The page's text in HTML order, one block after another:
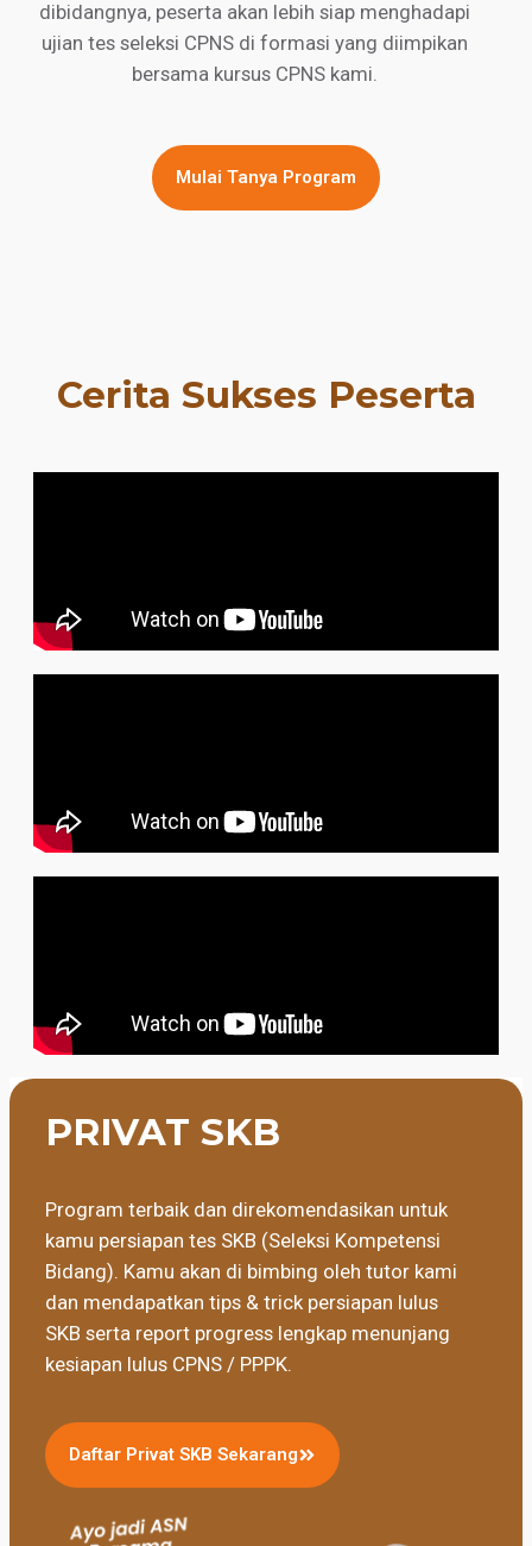
dibidangnya, peserta akan lebih siap menghadapi
ujian tes seleksi CPNS di formasi yang diimpikan
bersama kursus CPNS kami.
Mulai Tanya Program
Cerita Sukses Peserta
PRIVAT SKB
Program terbaik dan direkomendasikan untuk
kamu persiapan tes SKB (Seleksi Kompetensi
Bidang). Kamu akan di bimbing oleh tutor kami
dan mendapatkan tips & trick persiapan lulus
SKB serta report progress lengkap menunjang
kesiapan lulus CPNS / PPPK.
Daftar Privat SKB Sekarang